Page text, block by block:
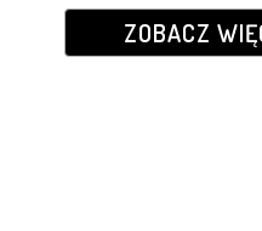
ZOBACZ